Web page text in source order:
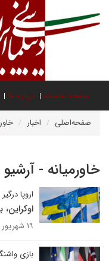
صفحه نخست درباره ما
صفحه‌اصلی اخبار
خاورمیانه - آرشیو
اروپا
۱۹ شهریور ۱۴۰۱
بازی